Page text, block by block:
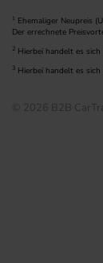
1
Ehemaliger Neupreis
Der errechnete
2 Hierbei handelt es
3 Hierbei handelt es
© 2026 B2B